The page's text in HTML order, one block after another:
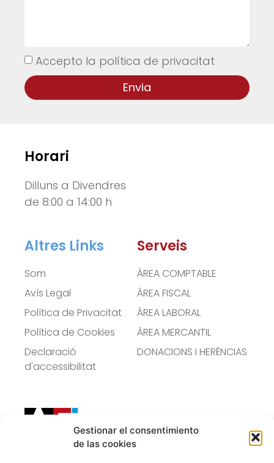
Gestionar el consentimiento
de las cookies
Accepto la política de privacitat
Envia
Serveis
ÀREA COMPTABLE
ÀREA FISCAL
ÀREA LABORAL
ÀREA MERCANTIL
DONACIONS I HERÈNCIAS
Altres Links
Som
Avís Legal
Política de Privacitat
Política de Cookies
Declaració
d'accessibilitat
Horari
Dilluns a Divendres
de 8:00 a 14:00 h